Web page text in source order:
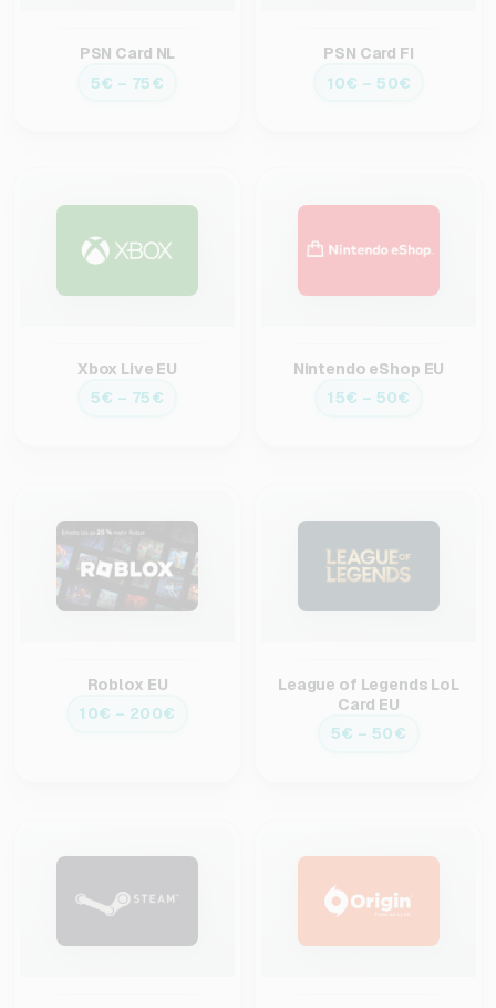
PSN Card NL
5€ – 75€
PSN Card FI
10€ – 50€
Xbox Live EU
5€ – 75€
Nintendo eShop EU
15€ – 50€
Roblox EU
10€ – 200€
League of Legends LoL
Card EU
5€ – 50€